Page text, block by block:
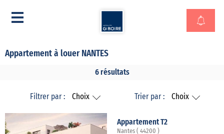
Appartement à louer NANTES
6 résultats
Filtrer par : Choix Trier par : Choix
Appartement T2
Nantes ( 44200 )